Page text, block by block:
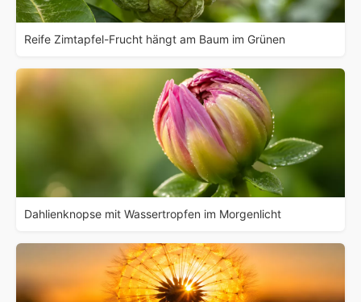
Reife Zimtapfel-Frucht hängt am Baum im Grünen
Dahlienknopse mit Wassertropfen im Morgenlicht